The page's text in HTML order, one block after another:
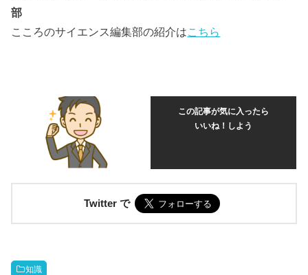
部
こころのサイエンス編集部の紹介はこちら
この記事が気に入ったら
いいね！しよう
Twitter で
知識